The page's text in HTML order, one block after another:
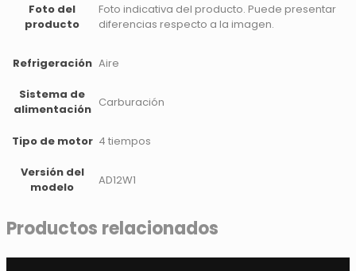
Foto del
producto
Foto indicativa del producto. Puede presentar
diferencias respecto a la imagen.
Refrigeración Aire
Sistema de
alimentación Carburación
Tipo de motor 4 tiempos
Versión del
modelo
AD12W1
Productos relacionados